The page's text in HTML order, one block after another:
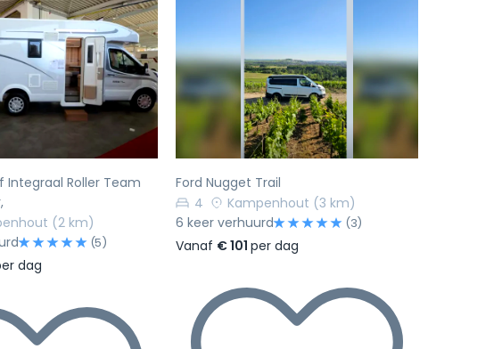
Volgende
Integraal Roller Team
(2 km)
(5)
dag
Vorige Volgende
Ford Nugget Trail
4
Kampenhout (3 km)
6 keer verhuurd
(3)
Vanaf € 101per dag